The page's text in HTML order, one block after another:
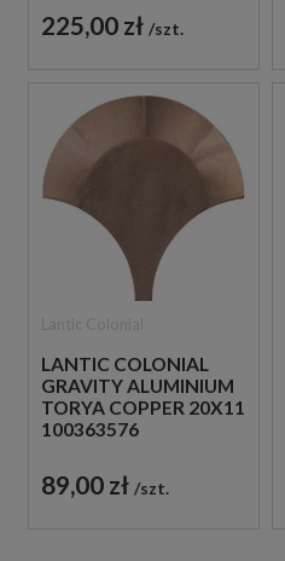
SZCZOTKOWANA
225,00 zł szt.
LANTIC COLONIAL
GRAVITY ALUMINIUM
TORYA COPPER 20X11
100363576
ŚCIENNA W
BRĄZOWYM
89,00 zł szt.